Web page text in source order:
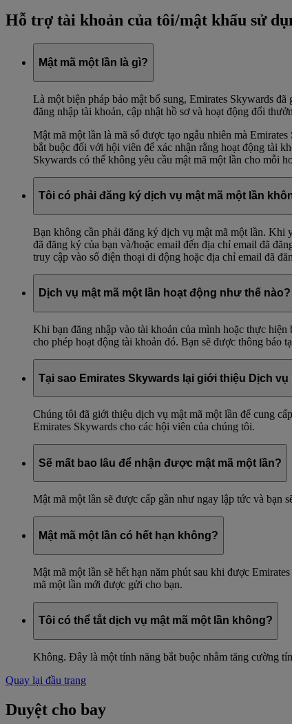
Hỗ trợ tài khoản của tôi/mật khẩu sử
Mật mã một lần là gì?
Là một biện pháp bảo mật bổ sung, Emirates Skywards
đăng nhập tài khoản, cập nhật hồ sơ và hoạt động đổi
Mật mã một lần là mã số được tạo ngẫu nhiên mà
bắt buộc đối với hội viên để xác nhận rằng hoạt động tài
Skywards có thể không yêu cầu mật mã một lần cho mỗi
Tôi có phải đăng ký dịch vụ mật mã một lần
Bạn không cần phải đăng ký dịch vụ mật mã một lần. Khi
đã đăng ký của bạn và/hoặc email đến địa chỉ email đã
truy cập vào số điện thoại di động hoặc địa chỉ email đã
Dịch vụ mật mã một lần hoạt động như thế nào?
Khi bạn đăng nhập vào tài khoản của mình hoặc thực
cho phép hoạt động tài khoản đó. Bạn sẽ được thông báo
Tại sao Emirates Skywards lại giới thiệu Dịch vụ
Chúng tôi đã giới thiệu dịch vụ mật mã một lần để cung
Emirates Skywards cho các hội viên của chúng tôi.
Sẽ mất bao lâu để nhận được mật mã một lần?
Mật mã một lần sẽ được cấp gần như ngay lập tức và bạn
Mật mã một lần có hết hạn không?
Mật mã một lần sẽ hết hạn năm phút sau khi được
mã một lần mới được gửi cho bạn.
Tôi có thể tắt dịch vụ mật mã một lần không?
Không. Đây là một tính năng bắt buộc nhằm tăng cường
Quay lại đầu trang
Duyệt cho bay